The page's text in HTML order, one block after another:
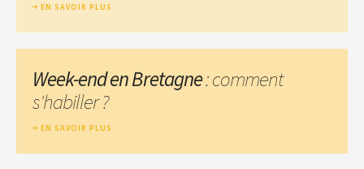
EN SAVOIR PLUS
Week-end en Bretagne: comment
s'habiller ?
EN SAVOIR PLUS